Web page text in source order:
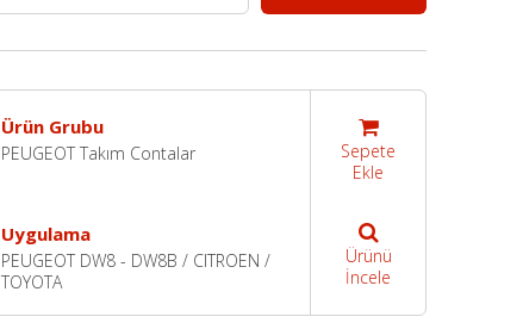
Ürün Grubu
PEUGEOT Takım Contalar
Uygulama
PEUGEOT DW8 - DW8B / CITROEN /
TOYOTA
Sepete
Ekle
Ürünü
İncele